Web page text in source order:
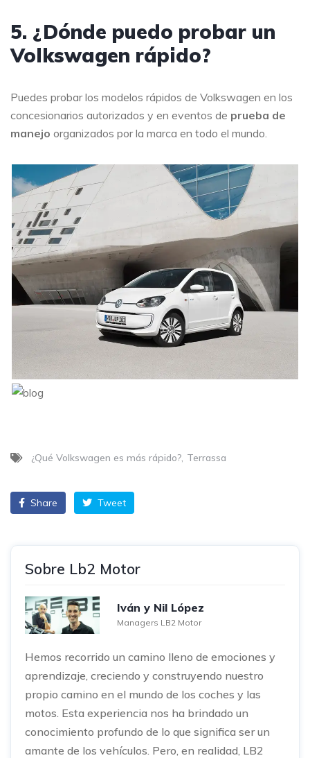
5. ¿Dónde puedo probar un
Volkswagen rápido?
Puedes probar los modelos rápidos de Volkswagen en los
concesionarios autorizados y en eventos de prueba de
manejo organizados por la marca en todo el mundo.
¿Qué Volkswagen es más rápido? Terrassa
Share Tweet
Sobre Lb2 Motor
Iván y Nil López
Managers LB2 Motor
Hemos recorrido un camino lleno de emociones y
aprendizaje, creciendo y construyendo nuestro
propio camino en el mundo de los coches y las
motos. Esta experiencia nos ha brindado un
conocimiento profundo de lo que significa ser un
amante de los vehículos. Pero, en realidad, LB2